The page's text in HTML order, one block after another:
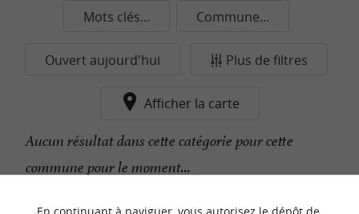
Mots clés... Commune...
Ouvert aujourd'hui Plus de filtres
Afficher la carte
Aucun résultat dans cette catégorie pour cette
commune pour le moment...
En continuant à naviguer, vous autorisez le dépôt de